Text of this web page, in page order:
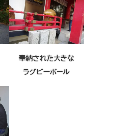
奉納された大きな
ラグビーボール